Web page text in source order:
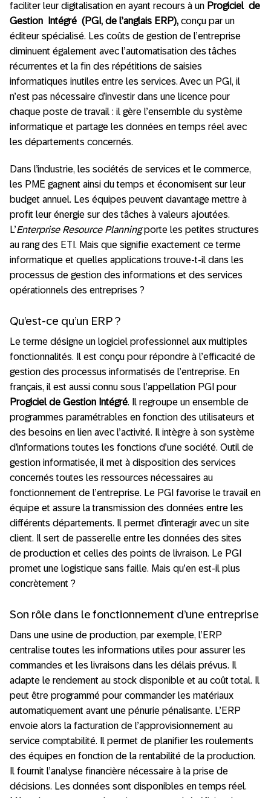
faciliter leur digitalisation en ayant recours à un Progiciel de
Gestion Intégré (PGI, de l’anglais ERP), conçu par un
éditeur spécialisé. Les coûts de gestion de l’entreprise
diminuent également avec l’automatisation des tâches
récurrentes et la fin des répétitions de saisies
informatiques inutiles entre les services. Avec un PGI, il
n’est pas nécessaire d’investir dans une licence pour
chaque poste de travail : il gère l’ensemble du système
informatique et partage les données en temps réel avec
les départements concernés.
Dans l’industrie, les sociétés de services et le commerce,
les PME gagnent ainsi du temps et économisent sur leur
budget annuel. Les équipes peuvent davantage mettre à
profit leur énergie sur des tâches à valeurs ajoutées.
L’Enterprise Resource Planningporte les petites structures
au rang des ETI. Mais que signifie exactement ce terme
informatique et quelles applications trouve-t-il dans les
processus de gestion des informations et des services
opérationnels des entreprises ?
Qu’est-ce qu’un ERP ?
Le terme désigne un logiciel professionnel aux multiples
fonctionnalités. Il est conçu pour répondre à l’efficacité de
gestion des processus informatisés de l’entreprise. En
français, il est aussi connu sous l’appellation PGI pour
Progiciel de Gestion Intégré. Il regroupe un ensemble de
programmes paramétrables en fonction des utilisateurs et
des besoins en lien avec l’activité. Il intègre à son système
d’informations toutes les fonctions d’une société. Outil de
gestion informatisée, il met à disposition des services
concernés toutes les ressources nécessaires au
fonctionnement de l’entreprise. Le PGI favorise le travail en
équipe et assure la transmission des données entre les
différents départements. Il permet d’interagir avec un site
client. Il sert de passerelle entre les données des sites
de production et celles des points de livraison. Le PGI
promet une logistique sans faille. Mais qu’en est-il plus
concrètement ?
Son rôle dans le fonctionnement d’une entreprise
Dans une usine de production, par exemple, l’ERP
centralise toutes les informations utiles pour assurer les
commandes et les livraisons dans les délais prévus. Il
adapte le rendement au stock disponible et au coût total. Il
peut être programmé pour commander les matériaux
automatiquement avant une pénurie pénalisante. L’ERP
envoie alors la facturation de l’approvisionnement au
service comptabilité. Il permet de planifier les roulements
des équipes en fonction de la rentabilité de la production.
Il fournit l’analyse financière nécessaire à la prise de
décisions. Les données sont disponibles en temps réel.